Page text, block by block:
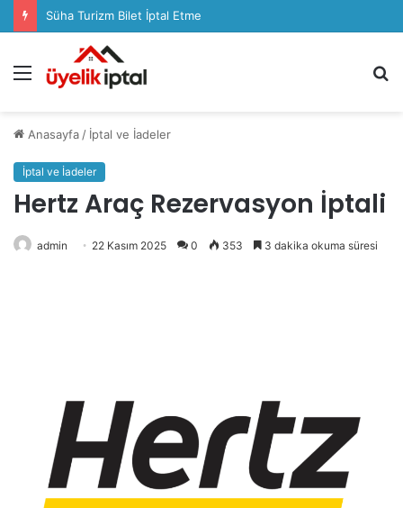
Sözcü Plus Üyelik İptali Nasıl Yapılır
Menü
Anasayfa / İptal ve İadeler
İptal ve İadeler
Hertz Araç Rezervasyon İptali
admin 22 Kasım 2025 0 353 3 dakika okuma süresi